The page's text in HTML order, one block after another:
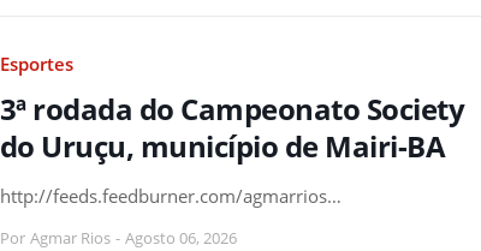
Esportes
3ª rodada do Campeonato Society
do Uruçu, município de Mairi-BA
http://feeds.feedburner.com/agmarrios…
Por Agmar Rios - Agosto 06, 2026